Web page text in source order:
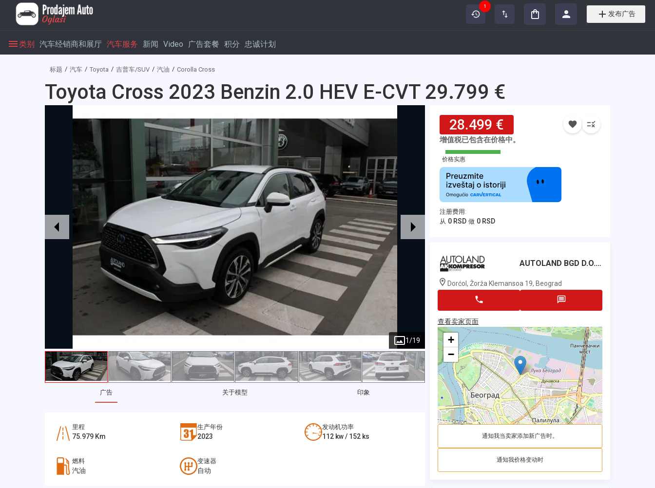
1
发布广告
类别 汽车经销商和展厅 汽车服务 新闻 Video 广告套餐 积分 忠诚计划
标题 汽车 Toyota 吉普车/SUV 汽油 Corolla Cross
Toyota Cross 2023 Benzin 2.0 HEV E-CVT 29.799 €
1/19
广告 关于模型 印象
里程
75.979 Km
生产年份
2023
发动机功率
112 kw / 152 ks
燃料
汽油
变速器
自动
28.499 €
增值税已包含在价格中。
价格实惠
注册费用 :
从 0 RSD 做 0 RSD
AUTOLAND BGD D.o.o.
Dorćol, Žorža Klemansoa 19, Beograd
查看卖家页面
+
−
通知我当卖家添加新广告时。
通知我价格变动时